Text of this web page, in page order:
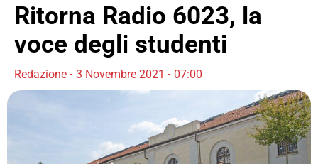
Ritorna Radio 6023, la
voce degli studenti
Redazione 3 Novembre 2021 07:00